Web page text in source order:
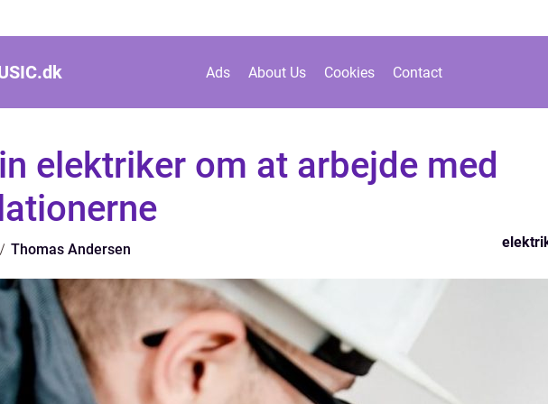
dk Ads About Us Cookies Contact
elektriker om at arbejde med
Thomas Andersen